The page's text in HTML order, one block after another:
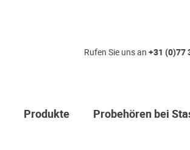
Rufen Sie uns an +31 (0)77
Produkte Probehören bei